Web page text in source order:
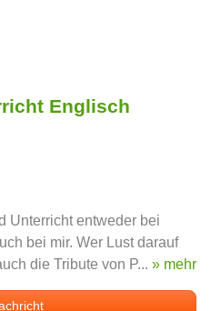
Englisch
Unterricht entweder bei
bei mir. Wer Lust darauf
die Tribute von P... » mehr